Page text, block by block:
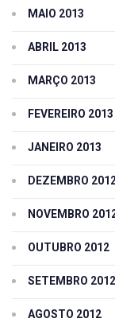
MAIO 2013
ABRIL 2013
MARÇO 2013
FEVEREIRO 2013
JANEIRO 2013
DEZEMBRO
NOVEMBRO
OUTUBRO 2012
SETEMBRO 2012
AGOSTO 2012